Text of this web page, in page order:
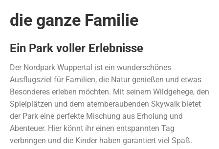
die ganze Familie
Ein Park voller Erlebnisse
Der Nordpark Wuppertal ist ein wunderschönes
Ausflugsziel für Familien, die Natur genießen und etwas
Besonderes erleben möchten. Mit seinem Wildgehege, den
Spielplätzen und dem atemberaubenden Skywalk bietet
der Park eine perfekte Mischung aus Erholung und
Abenteuer. Hier könnt ihr einen entspannten Tag
verbringen und die Kinder haben garantiert viel Spaß.